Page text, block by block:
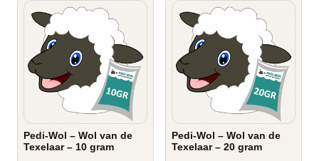
Pedi-Wol – Wol van de
Texelaar – 10 gram
Pedi-Wol – Wol van de
Texelaar – 20 gram